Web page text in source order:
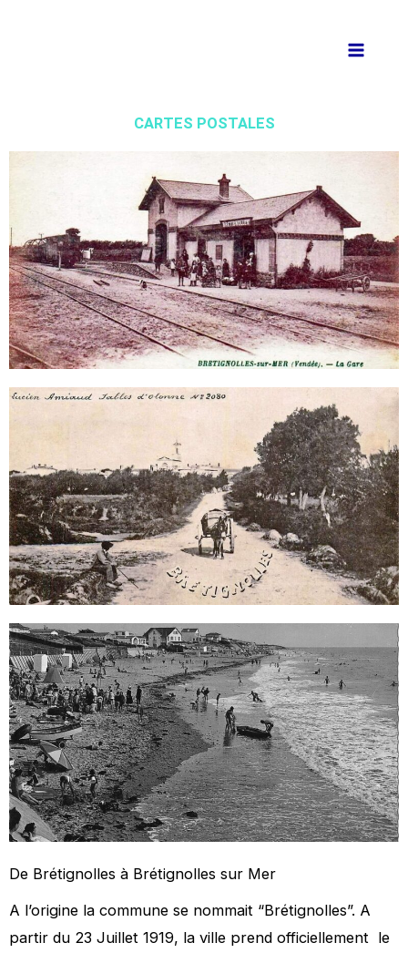
CARTES POSTALES
De Brétignolles à Brétignolles sur Mer
A l’origine la commune se nommait “Brétignolles”. A
partir du 23 Juillet 1919, la ville prend officiellement le